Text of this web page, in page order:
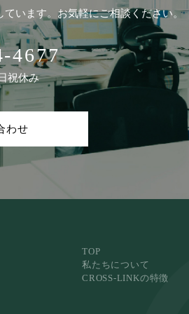
います。 お気軽にご相談ください。
4677
祝休み
わせ
TOP
私たちについて
CROSS-LINKの特徴